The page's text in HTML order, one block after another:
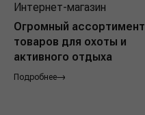
Интернет-магазин
Огромный ассортимент
товаров для охоты и
активного отдыха
Подробнее